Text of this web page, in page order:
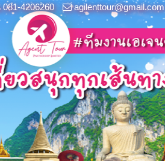
081-4206260 agilenttour@gmail.com